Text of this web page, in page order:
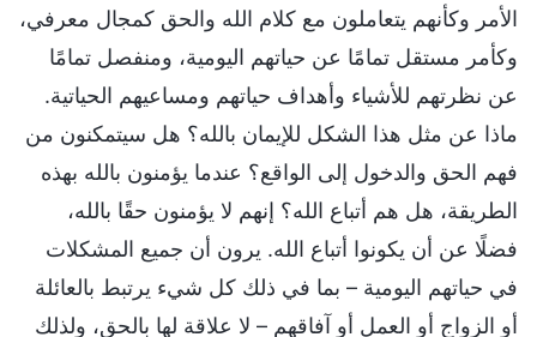
الأمر وكأنهم يتعاملون مع كلام الله والحق كمجال معرفي،
وكأمر مستقل تمامًا عن حياتهم اليومية، ومنفصل تمامًا
عن نظرتهم للأشياء وأهداف حياتهم ومساعيهم الحياتية.
ماذا عن مثل هذا الشكل للإيمان بالله؟ هل سيتمكنون من
فهم الحق والدخول إلى الواقع؟ عندما يؤمنون بالله بهذه
الطريقة، هل هم أتباع الله؟ إنهم لا يؤمنون حقًا بالله،
فضلًا عن أن يكونوا أتباع الله. يرون أن جميع المشكلات
في حياتهم اليومية – بما في ذلك كل شيء يرتبط بالعائلة
أو الزواج أو العمل أو آفاقهم – لا علاقة لها بالحق، ولذلك